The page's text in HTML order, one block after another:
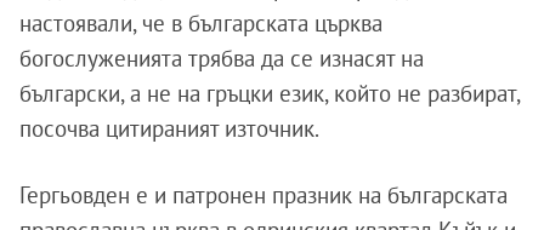
настоявали, че в българската църква
богослуженията трябва да се изнасят на
български, а не на гръцки език, който не разбират,
посочва цитираният източник.
Гергьовден е и патронен празник на българската